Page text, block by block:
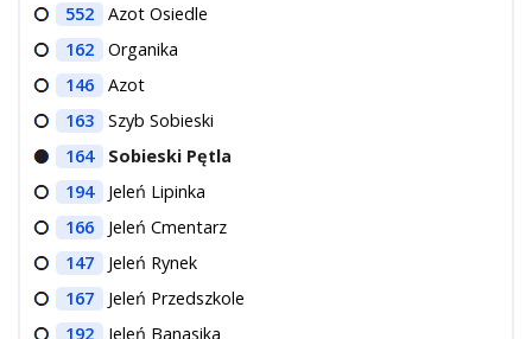
552
Azot Osiedle
162
Organika
146
Azot
163
Szyb Sobieski
164
Sobieski Pętla
194
Jeleń Lipinka
166
Jeleń Cmentarz
147
Jeleń Rynek
167
Jeleń Przedszkole
192
Jeleń Banasika